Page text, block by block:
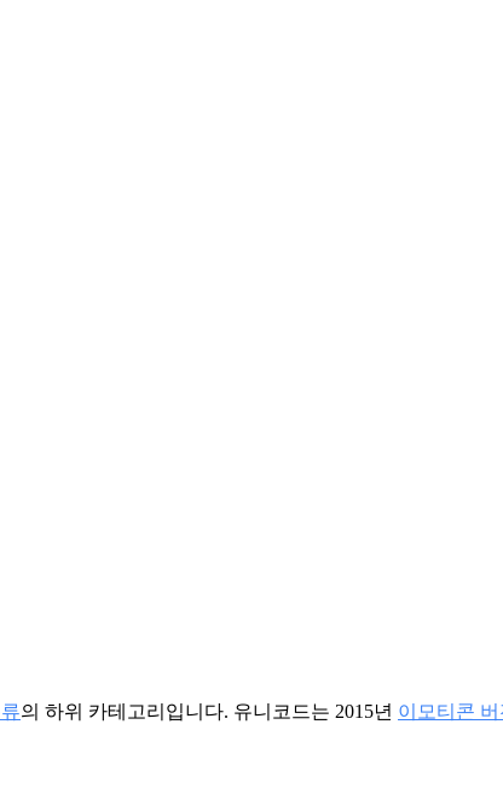
의 하위 카테고리입니다. 유니코드는 2015년 이모티콘 버